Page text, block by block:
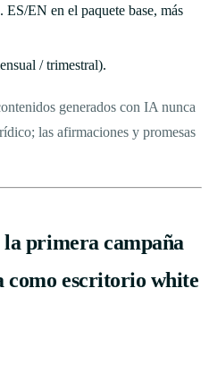
ES/EN en el paquete base, más
/ trimestral).
generados con IA nunca
las afirmaciones y promesas
primera campaña
como escritorio white